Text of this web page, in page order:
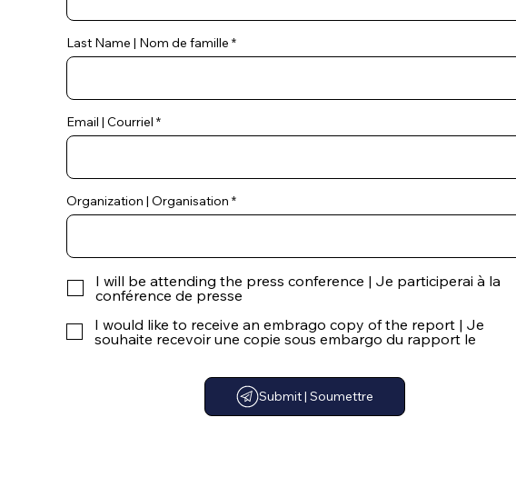
Last Name | Nom de famille
Email | Courriel
Organization | Organisation
I will be attending the press conference | Je participerai à la
conférence de presse
I would like to receive an embrago copy of the report | Je
souhaite recevoir une copie sous embargo du rapport le
Submit | Soumettre